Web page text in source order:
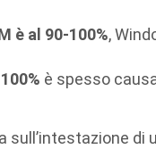
è al 90-100%,
è spesso
sull’intestazione di